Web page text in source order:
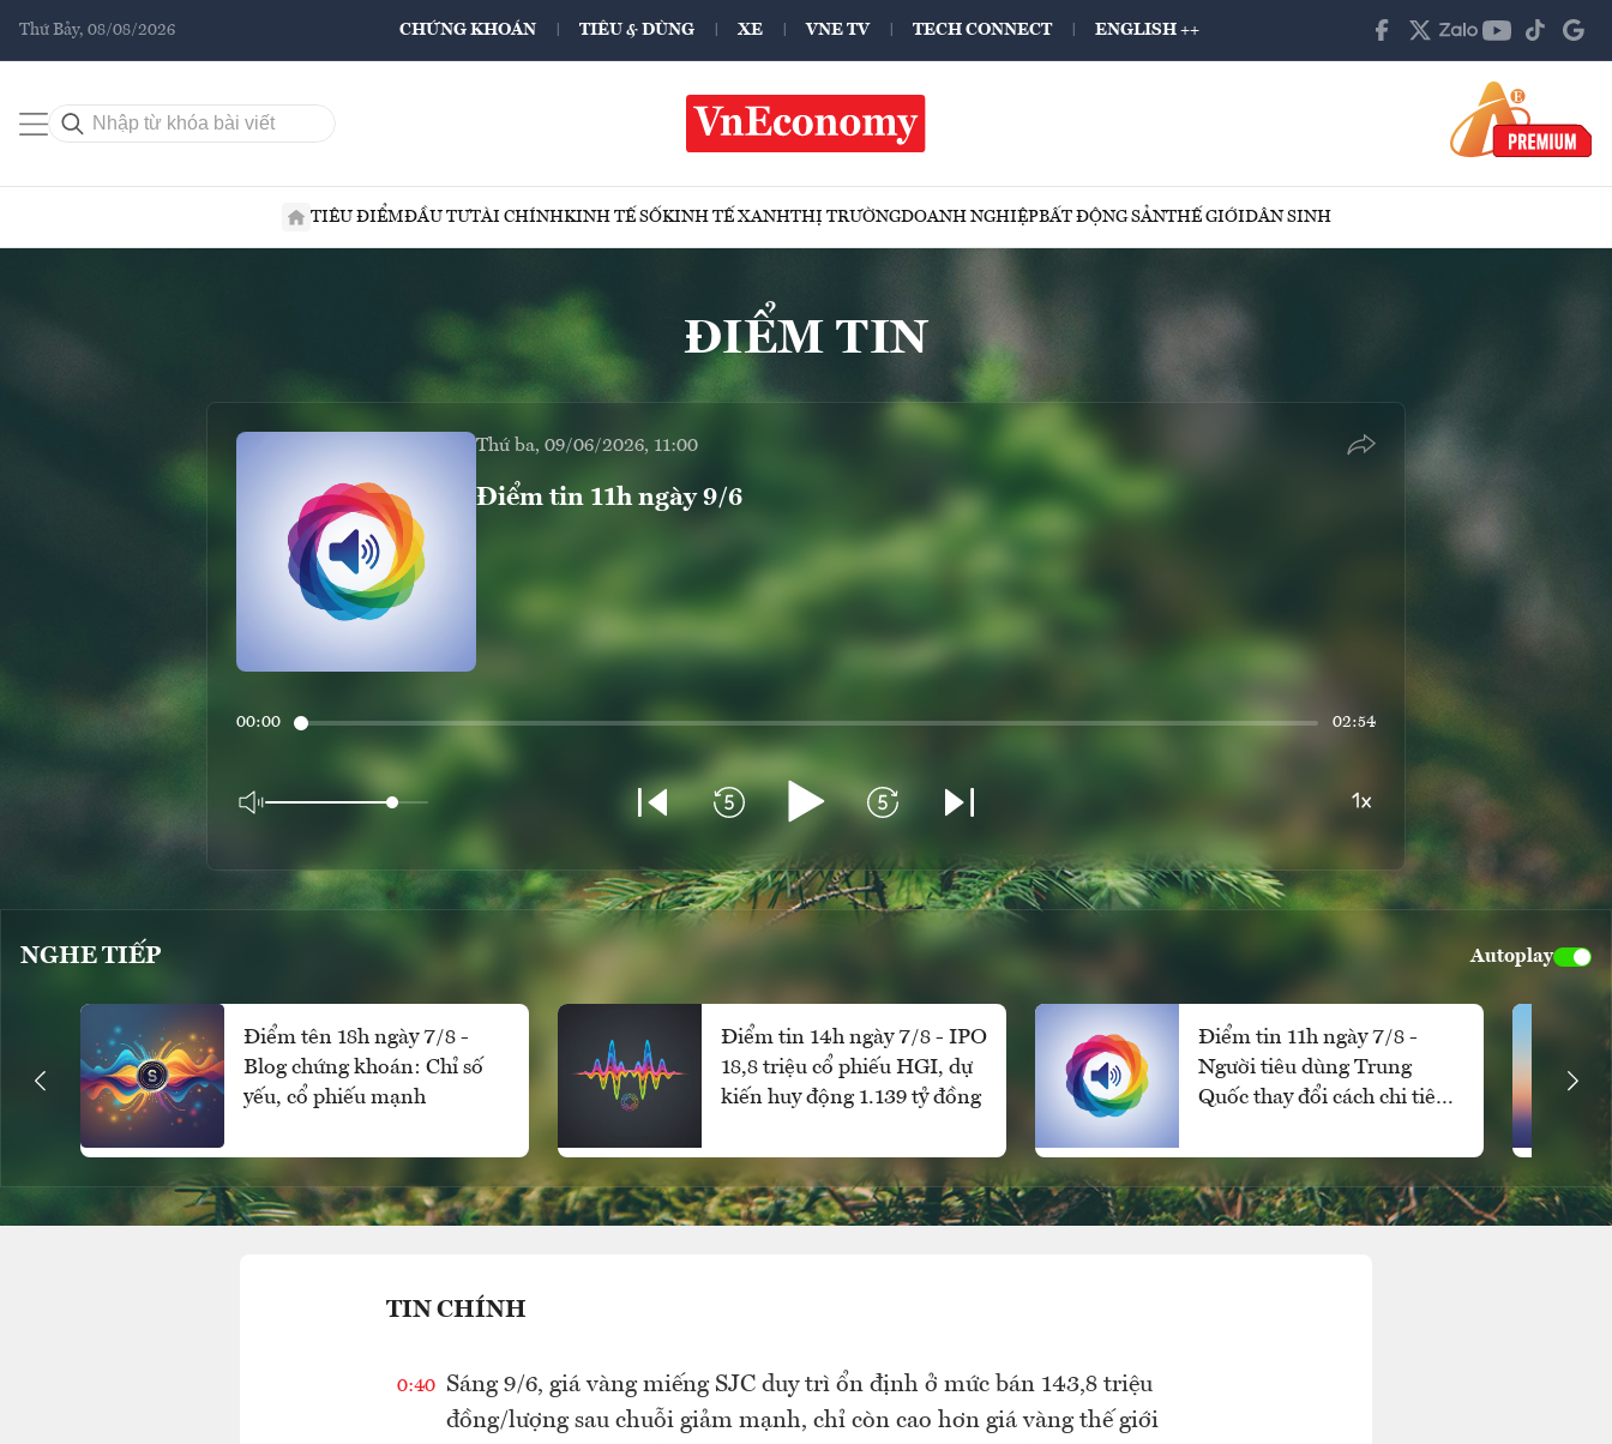
Thứ Bảy, 08/08/2026 CHỨNG KHOÁN TIÊU & DÙNG XE VNE TV TECH CONNECT ENGLISH ++
TIÊU ĐIỂMĐẦU TƯTÀI CHÍNHKINH TẾ SỐKINH TẾ XANHTHỊ TRƯỜNGDOANH NGHIỆPBẤT ĐỘNG SẢNTHẾ GIỚIDÂN SINH
ĐIỂM TIN
Thứ ba, 09/06/2026, 11:00
Điểm tin 11h ngày 9/6
00:00 02:54
NGHE TIẾP Autoplay
Điểm tên 18h ngày 7/8 -
Blog chứng khoán: Chỉ số
yếu, cổ phiếu mạnh
Điểm tin 14h ngày 7/8 - IPO
18,8 triệu cổ phiếu HGI, dự
kiến huy động 1.139 tỷ đồng
Điểm tin 11h ngày 7/8 -
Người tiêu dùng Trung
Quốc thay đổi cách chi tiêu
TIN CHÍNH
0:40
Sáng 9/6, giá vàng miếng SJC duy trì ổn định ở mức bán 143,8 triệu
đồng/lượng sau chuỗi giảm mạnh, chỉ còn cao hơn giá vàng thế giới